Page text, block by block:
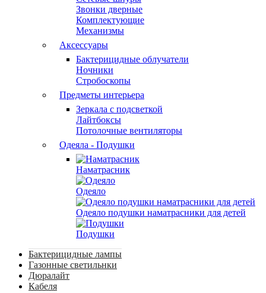
Звонки дверные
Комплектующие
Механизмы
Аксессуары
Бактерицидные облучатели
Ночники
Стробоскопы
Предметы интерьера
Зеркала с подсветкой
Лайтбоксы
Потолочные вентиляторы
Одеяла - Подушки
Наматрасник
Одеяло
Одеяло подушки наматрасники для детей
Подушки
Бактерицидные лампы
Газонные светильнки
Дюралайт
Кабеля